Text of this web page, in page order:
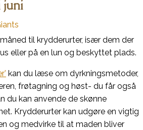
juni
til krydderurter, især dem der
eller på en lun og beskyttet plads.
kan du læse om dyrkningsmetoder,
frøtagning og høst- du får også
du kan anvende de skønne
Krydderurter kan udgøre en vigtig
og medvirke til at maden bliver